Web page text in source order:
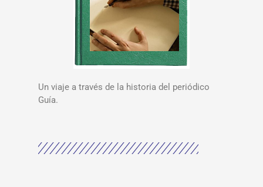
Un viaje a través de la historia del periódico
Guía.